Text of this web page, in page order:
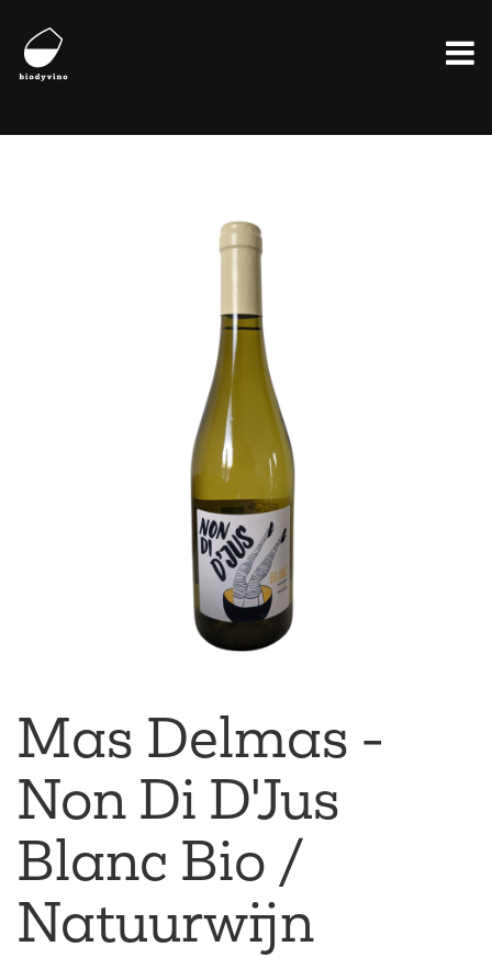
Mas Delmas -
Non Di D'Jus
Blanc Bio /
Natuurwijn